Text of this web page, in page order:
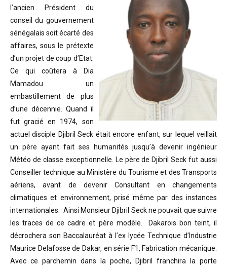
l’ancien Président du
conseil du gouvernement
sénégalais soit écarté des
affaires, sous le prétexte
d’un projet de coup d’Etat.
Ce qui coûtera à Dia
Mamadou un
embastillement de plus
d’une décennie. Quand il
fut gracié en 1974, son
actuel disciple Djibril Seck était encore enfant, sur lequel veillait
un père ayant fait ses humanités jusqu’à devenir ingénieur
Météo de classe exceptionnelle. Le père de Djibril Seck fut aussi
Conseiller technique au Ministère du Tourisme et des Transports
aériens, avant de devenir Consultant en changements
climatiques et environnement, prisé même par des instances
internationales. Ainsi Monsieur Djibril Seck ne pouvait que suivre
les traces de ce cadre et père modèle. Dakarois bon teint, il
décrochera son Baccalauréat à l’ex lycée Technique d’Industrie
Maurice Delafosse de Dakar, en série F1, Fabrication mécanique.
Avec ce parchemin dans la poche, Djibril franchira la porte